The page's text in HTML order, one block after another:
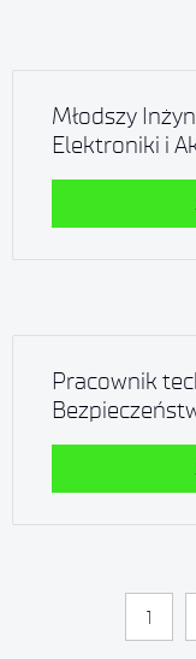
Młodszy
Elektroniki i
Pracownik
1